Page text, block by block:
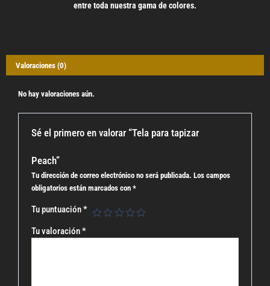
entre toda nuestra gama de colores.
Valoraciones (0)
No hay valoraciones aún.
Sé el primero en valorar “Tela para tapizar
Peach”
Tu dirección de correo electrónico no será publicada. Los campos
obligatorios están marcados con*
Tu puntuación*
Tu valoración*